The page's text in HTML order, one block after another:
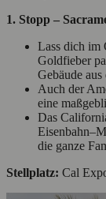
1. Stopp –
Lass dich im
Goldfieber
Gebäude
Auch der
eine
Das
die ganze
Stellplatz: Cal